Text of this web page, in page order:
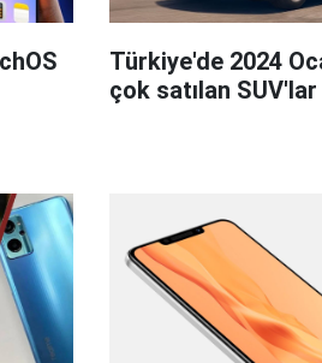
Türkiye'de 2024
çok satılan SUV'lar